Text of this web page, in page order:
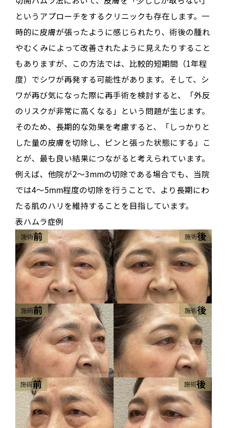
というアプローチをするクリニックも存在します。一
時的に皮膚が張ったように感じられたり、術後の腫れ
やむくみによって改善されたように見えたりすること
もありますが、この方法では、比較的短期間（1年程
度）でシワが再発する可能性があります。そして、シ
ワが再び気になった際に再手術を検討すると、「外反
のリスクが非常に高くなる」という問題が生じます。
そのため、長期的な効果を考慮すると、「しっかりと
した量の皮膚を切除し、ピンと張った状態にする」こ
とが、最も良い結果につながると考えられています。
例えば、他院が2～3mmの切除である場合でも、当院
では4～5mm程度の切除を行うことで、より長期にわ
たる肌のハリを維持することを目指しています。
表ハムラ症例